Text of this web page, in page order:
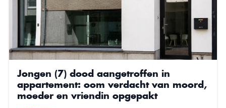
Jongen (7) dood aangetroffen in
appartement: oom verdacht van moord,
moeder en vriendin opgepakt